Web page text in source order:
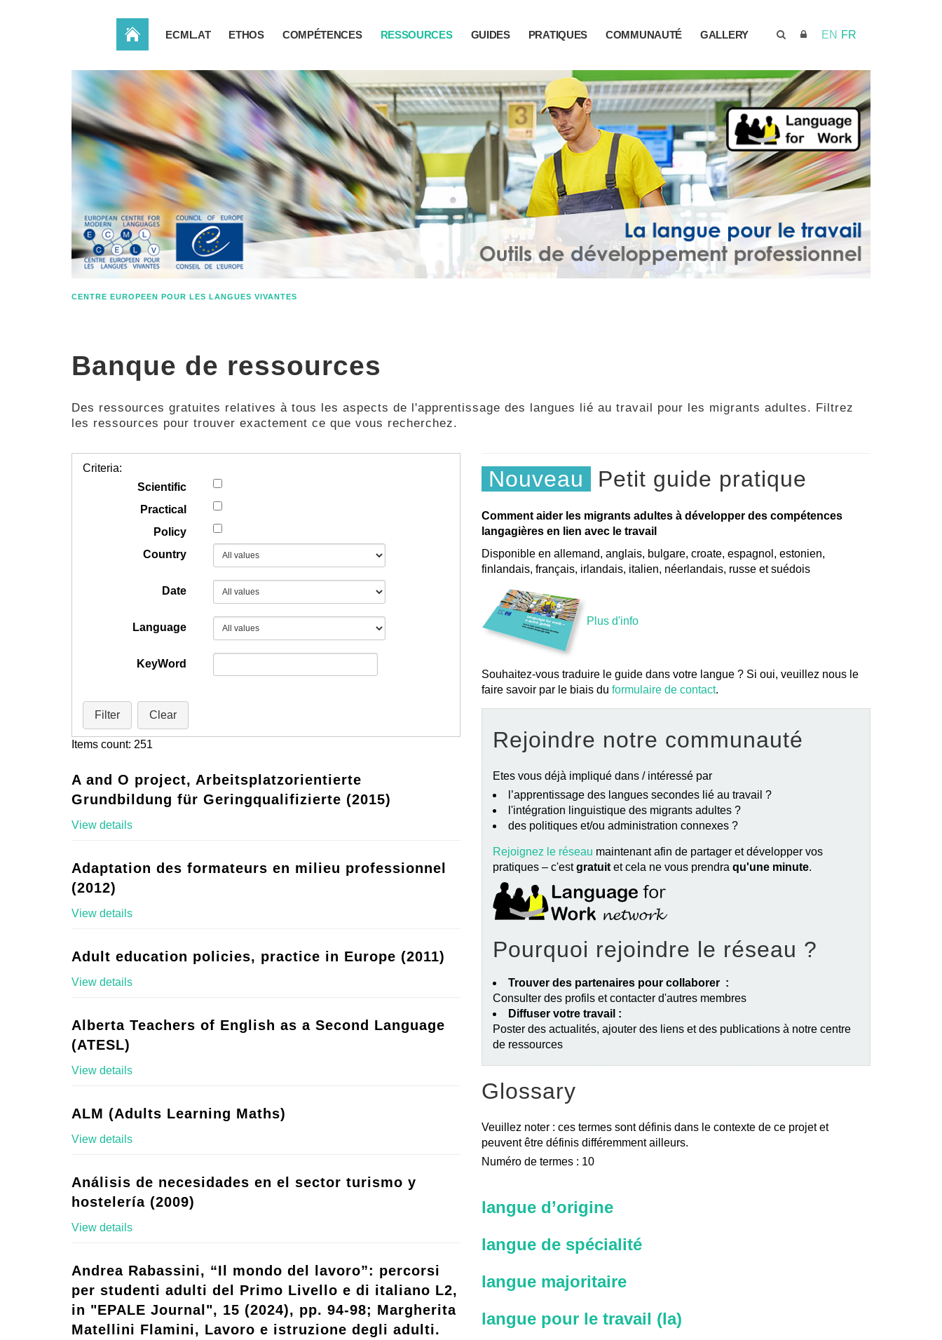
EN FR
ACCUEIL ECML.AT ETHOS COMPÉTENCES RESSOURCES GUIDES PRATIQUES COMMUNAUTÉ GALLERY
CENTRE EUROPEEN POUR LES LANGUES VIVANTES
Banque de ressources
Des ressources gratuites relatives à tous les aspects de l'apprentissage des langues lié au travail pour les migrants adultes. Filtrez
les ressources pour trouver exactement ce que vous recherchez.
Criteria:
Scientific
Practical
Policy
Country
Date
Language
KeyWord
Filter Clear
Items count: 251
A and O project, Arbeitsplatzorientierte
Grundbildung für Geringqualifizierte (2015)
View details
Adaptation des formateurs en milieu professionnel
(2012)
View details
Adult education policies, practice in Europe (2011)
View details
Alberta Teachers of English as a Second Language
(ATESL)
View details
ALM (Adults Learning Maths)
View details
Análisis de necesidades en el sector turismo y
hostelería (2009)
View details
Andrea Rabassini, “Il mondo del lavoro”: percorsi
per studenti adulti del Primo Livello e di italiano L2,
in "EPALE Journal", 15 (2024), pp. 94-98; Margherita
Matellini Flamini, Lavoro e istruzione degli adulti.
Nouveau Petit guide pratique
Comment aider les migrants adultes à développer des compétences
langagières en lien avec le travail
Disponible en allemand, anglais, bulgare, croate, espagnol, estonien,
finlandais, français, irlandais, italien, néerlandais, russe et suédois
Plus d'info
Souhaitez-vous traduire le guide dans votre langue ? Si oui, veuillez nous le
faire savoir par le biais du formulaire de contact.
Rejoindre notre communauté
Etes vous déjà impliqué dans / intéressé par
l’apprentissage des langues secondes lié au travail ?
l'intégration linguistique des migrants adultes ?
des politiques et/ou administration connexes ?
Rejoignez le réseau maintenant afin de partager et développer vos
pratiques – c'estgratuit et cela ne vous prendra qu'une minute.
Pourquoi rejoindre le réseau ?
Trouver des partenaires pour collaborer :
Consulter des profils et contacter d'autres membres
Diffuser votre travail :
Poster des actualités, ajouter des liens et des publications à notre centre
de ressources
Glossary
Veuillez noter : ces termes sont définis dans le contexte de ce projet et
peuvent être définis différemment ailleurs.
Numéro de termes : 10
langue d’origine
langue de spécialité
langue majoritaire
langue pour le travail (la)